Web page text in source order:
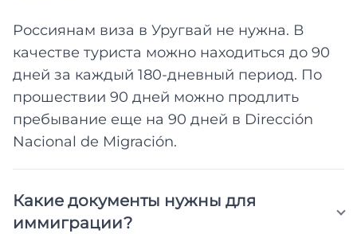
Россиянам виза в Уругвай не нужна. В
качестве туриста можно находиться до 90
дней за каждый 180-дневный период. По
прошествии 90 дней можно продлить
пребывание еще на 90 дней в Dirección
Nacional de Migración.
Какие документы нужны для
иммиграции?